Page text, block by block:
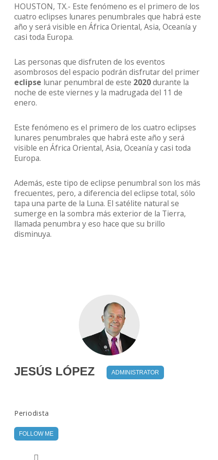
HOUSTON, TX.- Este fenómeno es el primero de los
cuatro eclipses lunares penumbrales que habrá este
año y será visible en África Oriental, Asia, Oceanía y
casi toda Europa.
Las personas que disfruten de los eventos
asombrosos del espacio podrán disfrutar del primer
eclipse lunar penumbral de este 2020durante la
noche de este viernes y la madrugada del 11 de
enero.
Este fenómeno es el primero de los cuatro eclipses
lunares penumbrales que habrá este año y será
visible en África Oriental, Asia, Oceanía y casi toda
Europa.
Además, este tipo de eclipse penumbral son los más
frecuentes, pero, a diferencia del eclipse total, sólo
tapa una parte de la Luna. El satélite natural se
sumerge en la sombra más exterior de la Tierra,
llamada penumbra y eso hace que su brillo
disminuya.
JESÚS LÓPEZ ADMINISTRATOR
Periodista
FOLLOW ME